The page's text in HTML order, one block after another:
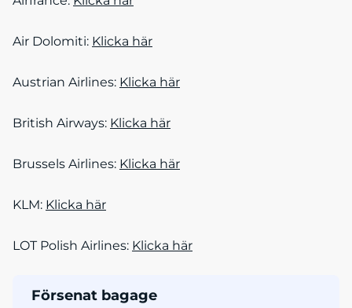
Air Dolomiti: Klicka här
Austrian Airlines: Klicka här
British Airways: Klicka här
Brussels Airlines: Klicka här
KLM: Klicka här
LOT Polish Airlines: Klicka här
Försenat bagage